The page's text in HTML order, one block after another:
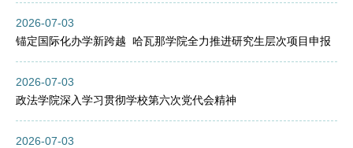
2026-07-03
锚定国际化办学新跨越 哈瓦那学院全力推进研究生层次项目申报
2026-07-03
政法学院深入学习贯彻学校第六次党代会精神
2026-07-03